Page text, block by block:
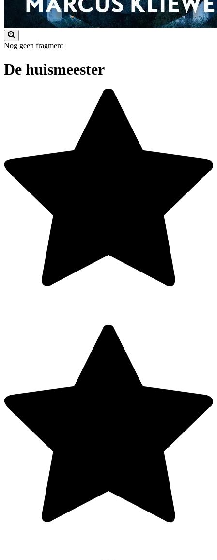
Nog geen fragment
De huismeester